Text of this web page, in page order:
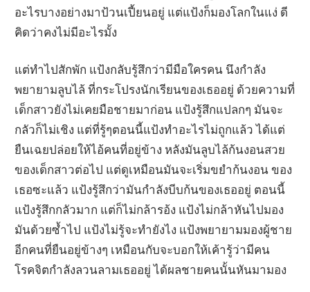
อะไรบางอย่างมาป้วนเปี้ยนอยู่ แต่แป้งก็มองโลกในแง่ ดี
คิดว่าคงไม่มีอะไรมั้ง
แต่ทำไปสักพัก แป้งกลับรู้สึกว่ามีมือใครคน นึงกำลัง
พยายามลูบไล้ ที่กระโปรงนักเรียนของเธออยู่ ด้วยความที่
เด็กสาวยังไม่เคยมือชายมาก่อน แป้งรู้สึกแปลกๆ มันจะ
กลัวก็ไม่เชิง แต่ที่รู้ๆตอนนี้แป้งทำอะไรไม่ถูกแล้ว ได้แต่
ยืนเฉยปล่อยให้ไอ้คนที่อยู่ข้าง หลังมันลูบไล้ก้นงอนสวย
ของเด็กสาวต่อไป แต่ดูเหมือนมันจะเริ่มขยำก้นงอน ของ
เธอซะแล้ว แป้งรู้สึกว่ามันกำลังบีบก้นของเธออยู่ ตอนนี้
แป้งรู้สึกกลัวมาก แต่ก็ไม่กล้ารอ้ง แป้งไม่กล้าหันไปมอง
มันด้วยซ้ำไป แป้งไม่รู้จะทำยังไง แป้งพยายามมองผู้ชาย
อีกคนที่ยืนอยู่ข้างๆ เหมือนกับจะบอกให้เค้ารู้ว่ามีคน
โรคจิตกำลังลวนลามเธออยู่ ได้ผลชายคนนั้นหันมามอง